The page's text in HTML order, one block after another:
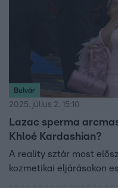
Bulvár
2025. július 2. 15:10
Lazac sperma
Khloé Kardashian?
A reality sztár most
kozmetikai eljárásokon